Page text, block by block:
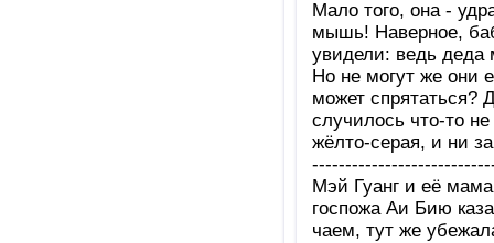
Мало того, она -
мышь! Наверное,
увидели: ведь деда
Но не могут же они
может спрятаться?
случилось что-то
жёлто-серая, и ни
Мэй Гуанг и её
госпожа Аи Бию
чаем, тут же